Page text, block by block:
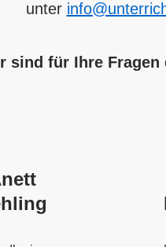
unter
sind für Ihre Fragen